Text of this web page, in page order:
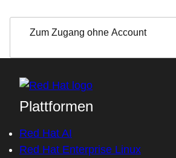
Zum Zugang ohne Account
Plattformen
Red Hat AI
Red Hat Enterprise Linux